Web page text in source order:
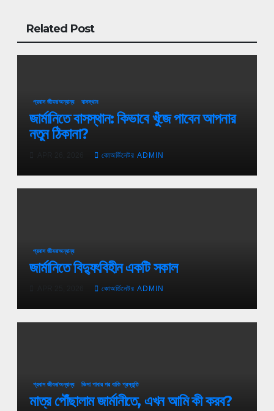
Related Post
প্রবাস জীবন/অন্যান্য বাসস্থান
জার্মানিতে বাসস্থান: কিভাবে খুঁজে পাবেন আপনার
নতুন ঠিকানা?
কোঅর্ডিনেটর ADMIN
প্রবাস জীবন/অন্যান্য
জার্মানিতে বিদ্যুৎবিহীন একটি সকাল
কোঅর্ডিনেটর ADMIN
প্রবাস জীবন/অন্যান্য ভিসা পাবার পর বাকি প্রস্তুতি
মাত্র পৌঁছালাম জার্মানীতে, এখন আমি কী করব?